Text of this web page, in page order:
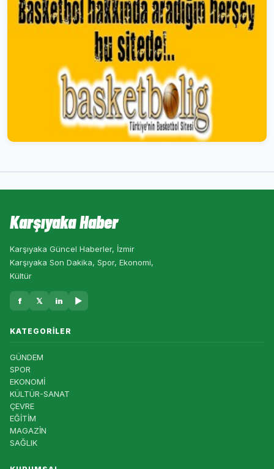
Karşıyaka Haber
Karşıyaka Güncel Haberler, İzmir
Karşıyaka Son Dakika, Spor, Ekonomi,
Kültür
f 𝕏 in ▶
KATEGORILER
GÜNDEM
SPOR
EKONOMİ
KÜLTÜR-SANAT
ÇEVRE
EĞİTİM
MAGAZİN
SAĞLIK